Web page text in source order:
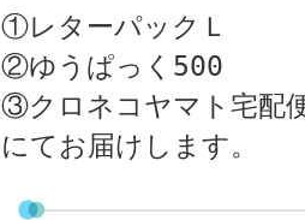
①レターパックＬ
②ゆうぱっく 500
③クロネコヤマト宅配
にてお届けします。